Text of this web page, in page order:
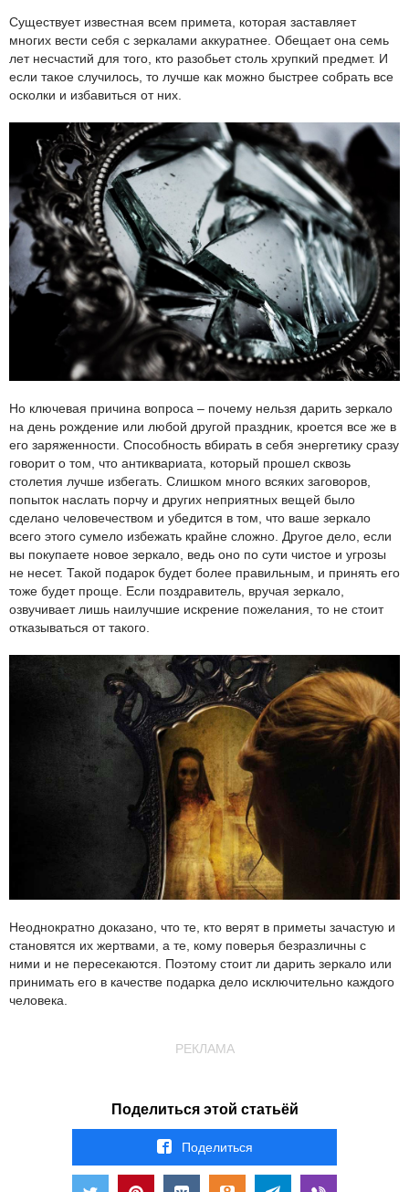
Существует известная всем примета, которая заставляет
многих вести себя с зеркалами аккуратнее. Обещает она семь
лет несчастий для того, кто разобьет столь хрупкий предмет. И
если такое случилось, то лучше как можно быстрее собрать все
осколки и избавиться от них.
Но ключевая причина вопроса – почему нельзя дарить зеркало
на день рождение или любой другой праздник, кроется все же в
его заряженности. Способность вбирать в себя энергетику сразу
говорит о том, что антиквариата, который прошел сквозь
столетия лучше избегать. Слишком много всяких заговоров,
попыток наслать порчу и других неприятных вещей было
сделано человечеством и убедится в том, что ваше зеркало
всего этого сумело избежать крайне сложно. Другое дело, если
вы покупаете новое зеркало, ведь оно по сути чистое и угрозы
не несет. Такой подарок будет более правильным, и принять его
тоже будет проще. Если поздравитель, вручая зеркало,
озвучивает лишь наилучшие искрение пожелания, то не стоит
отказываться от такого.
Неоднократно доказано, что те, кто верят в приметы зачастую и
становятся их жертвами, а те, кому поверья безразличны с
ними и не пересекаются. Поэтому стоит ли дарить зеркало или
принимать его в качестве подарка дело исключительно каждого
человека.
РЕКЛАМА
Поделиться этой статьёй
Поделиться